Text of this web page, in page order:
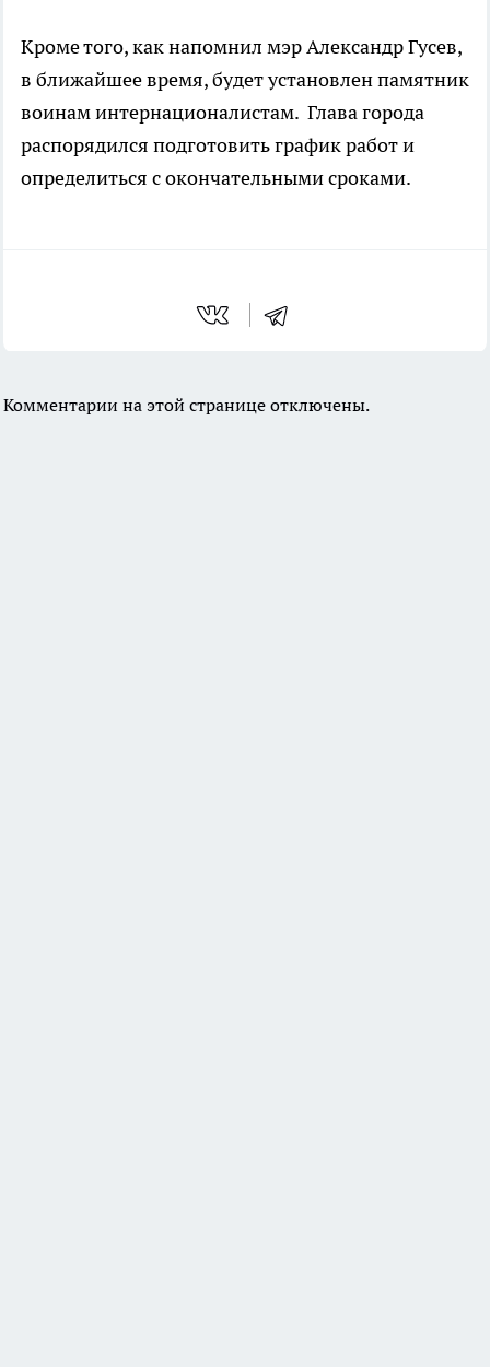
Кроме того, как напомнил мэр Александр Гусев,
в ближайшее время, будет установлен памятник
воинам интернационалистам. Глава города
распорядился подготовить график работ и
определиться с окончательными сроками.
Комментарии на этой странице отключены.